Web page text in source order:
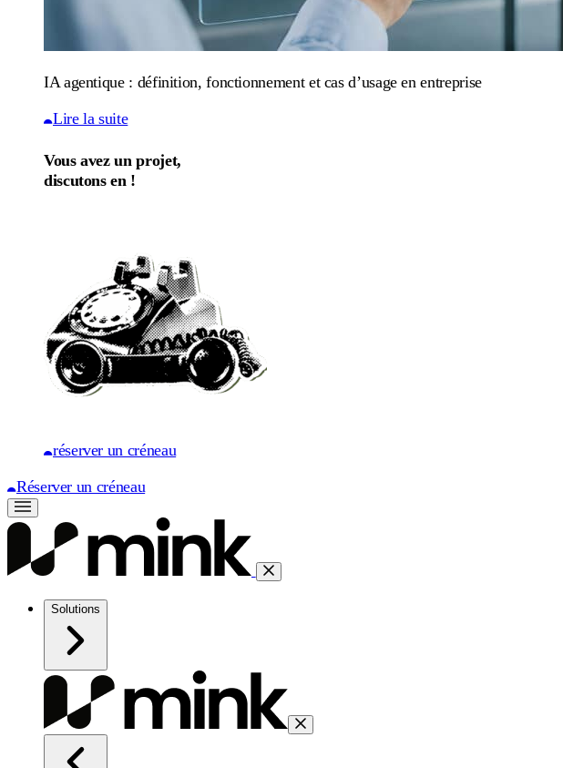
IA agentique : définition, fonctionnement et cas d’usage en entreprise
Lire la suite
Vous avez un projet,
discutons en !
réserver un créneau
Réserver un créneau
Solutions